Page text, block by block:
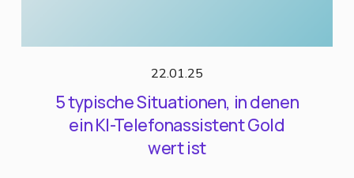
22.01.25
5 typische Situationen, in denen
ein KI-Telefonassistent Gold
wert ist